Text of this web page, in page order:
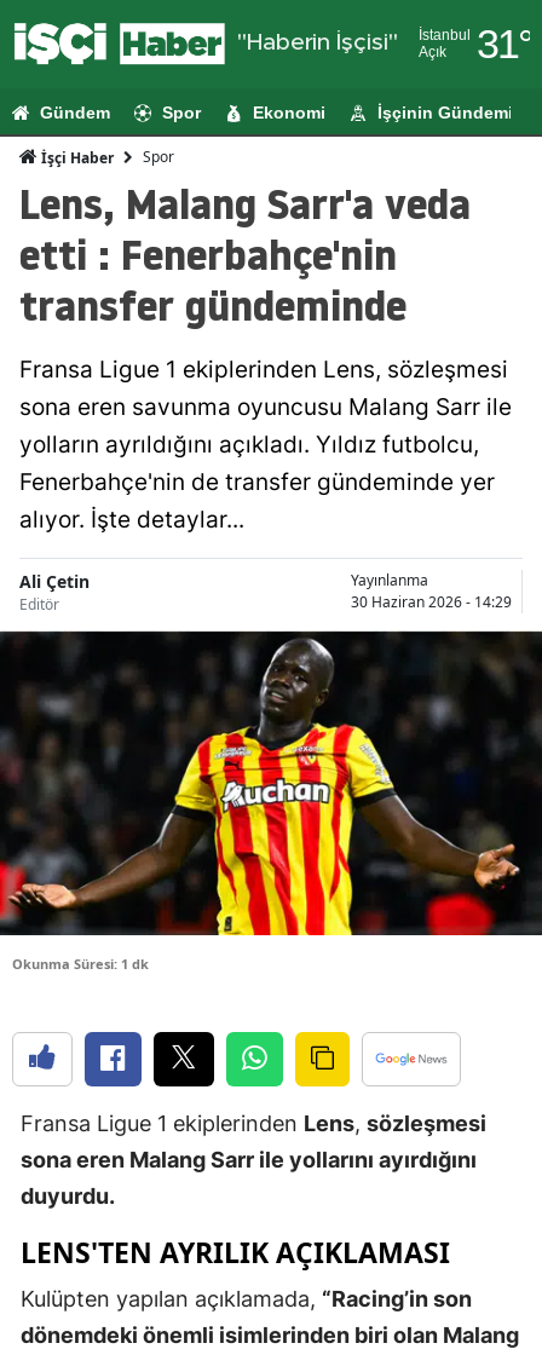
"Haberin İşçisi"
İstanbul
Açık
31°
Adıyaman
Ağrı
Antalya
Artvin
Bitlis
Bolu
Bursa
Çanakkale
Çankırı
Diyarbakır
Edirne
Elazığ
Erzurum
Eskişehir
Gündem Spor Ekonomi İşçinin Gündemi
İşçi Haber Spor
Lens, Malang Sarr'a veda
etti : Fenerbahçe'nin
transfer gündeminde
Fransa Ligue 1 ekiplerinden Lens, sözleşmesi
sona eren savunma oyuncusu Malang Sarr ile
yolların ayrıldığını açıkladı. Yıldız futbolcu,
Fenerbahçe'nin de transfer gündeminde yer
alıyor. İşte detaylar...
Ali Çetin
Editör
Yayınlanma
30 Haziran 2026 - 14:29
Okunma Süresi: 1 dk
Fransa Ligue 1 ekiplerinden Lens, sözleşmesi
sona eren Malang Sarr ile yollarını ayırdığını
duyurdu.
LENS'TEN AYRILIK AÇIKLAMASI
Kulüpten yapılan açıklamada, “Racing’in son
dönemdeki önemli isimlerinden biri olan Malang